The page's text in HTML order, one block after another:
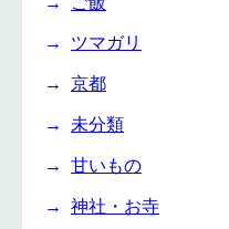
ツマガリ
京都
未分類
甘いもの
神社・お寺